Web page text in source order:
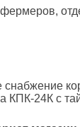
снабжение
КПК-24К с